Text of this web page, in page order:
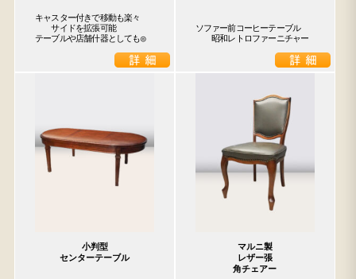
キャスター付きで移動も楽々
サイドを拡張可能
テーブルや店舗什器としても◎
ソファー前コーヒーテーブル
昭和レトロファーニチャー
小判型
センターテーブル
マルニ製
レザー張
角チェアー